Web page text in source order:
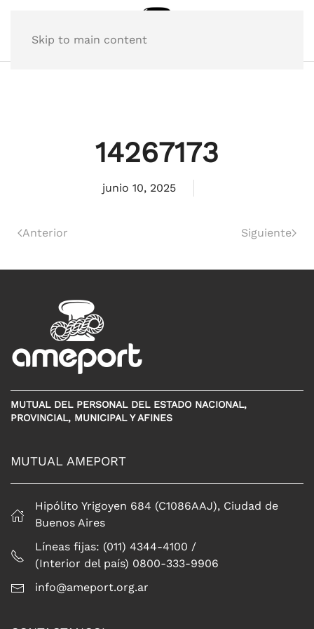
Skip to main content
14267173
junio 10, 2025
Anterior Siguiente
MUTUAL DEL PERSONAL DEL ESTADO NACIONAL,
PROVINCIAL, MUNICIPAL Y AFINES
MUTUAL AMEPORT
Hipólito Yrigoyen 684 (C1086AAJ), Ciudad de
Buenos Aires
Líneas fijas: (011) 4344-4100 /
(Interior del país) 0800-333-9906
info@ameport.org.ar